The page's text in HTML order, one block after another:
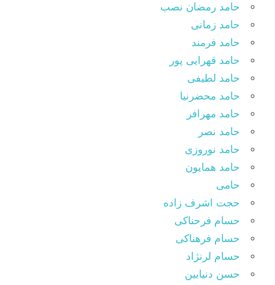
حامد رمضان نصب
حامد زمانی
حامد فرمند
حامد قهرایی پور
حامد لطیفی
حامد محضرنیا
حامد مهرافر
حامد نصر
حامد نوروزی
حامد همایون
حامی
حجت اشرف زاده
حسام فرحناکی
حسام فرهناکی
حسام لرنژاد
حسن دنیابین